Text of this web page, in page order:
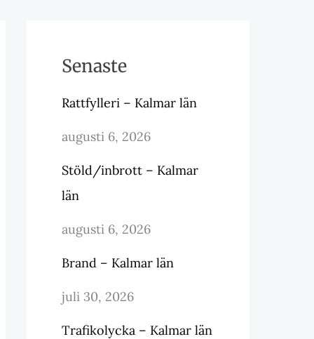
Senaste
Rattfylleri – Kalmar län
augusti 6, 2026
Stöld/inbrott – Kalmar
län
augusti 6, 2026
Brand – Kalmar län
juli 30, 2026
Trafikolycka – Kalmar län